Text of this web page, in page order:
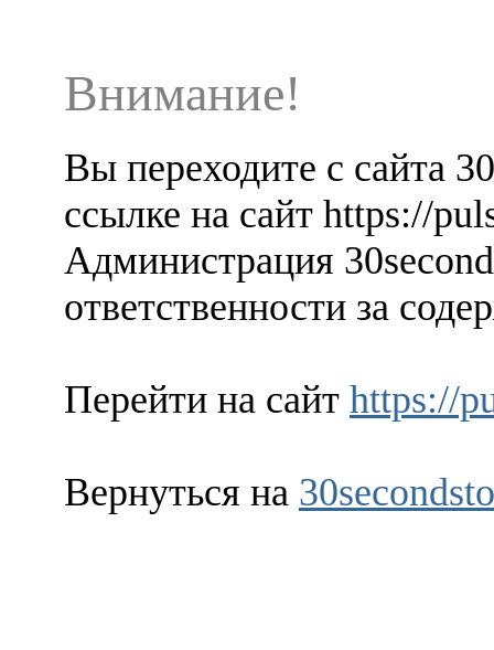
Внимание!
Вы переходите с сайта
ссылке на сайт https://
Администрация
ответственности за
Перейти на сайт https://
Вернуться на